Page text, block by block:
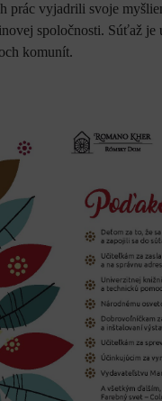
prác vyjadrili svoje
spoločnosti. Súťaž je
komunít.